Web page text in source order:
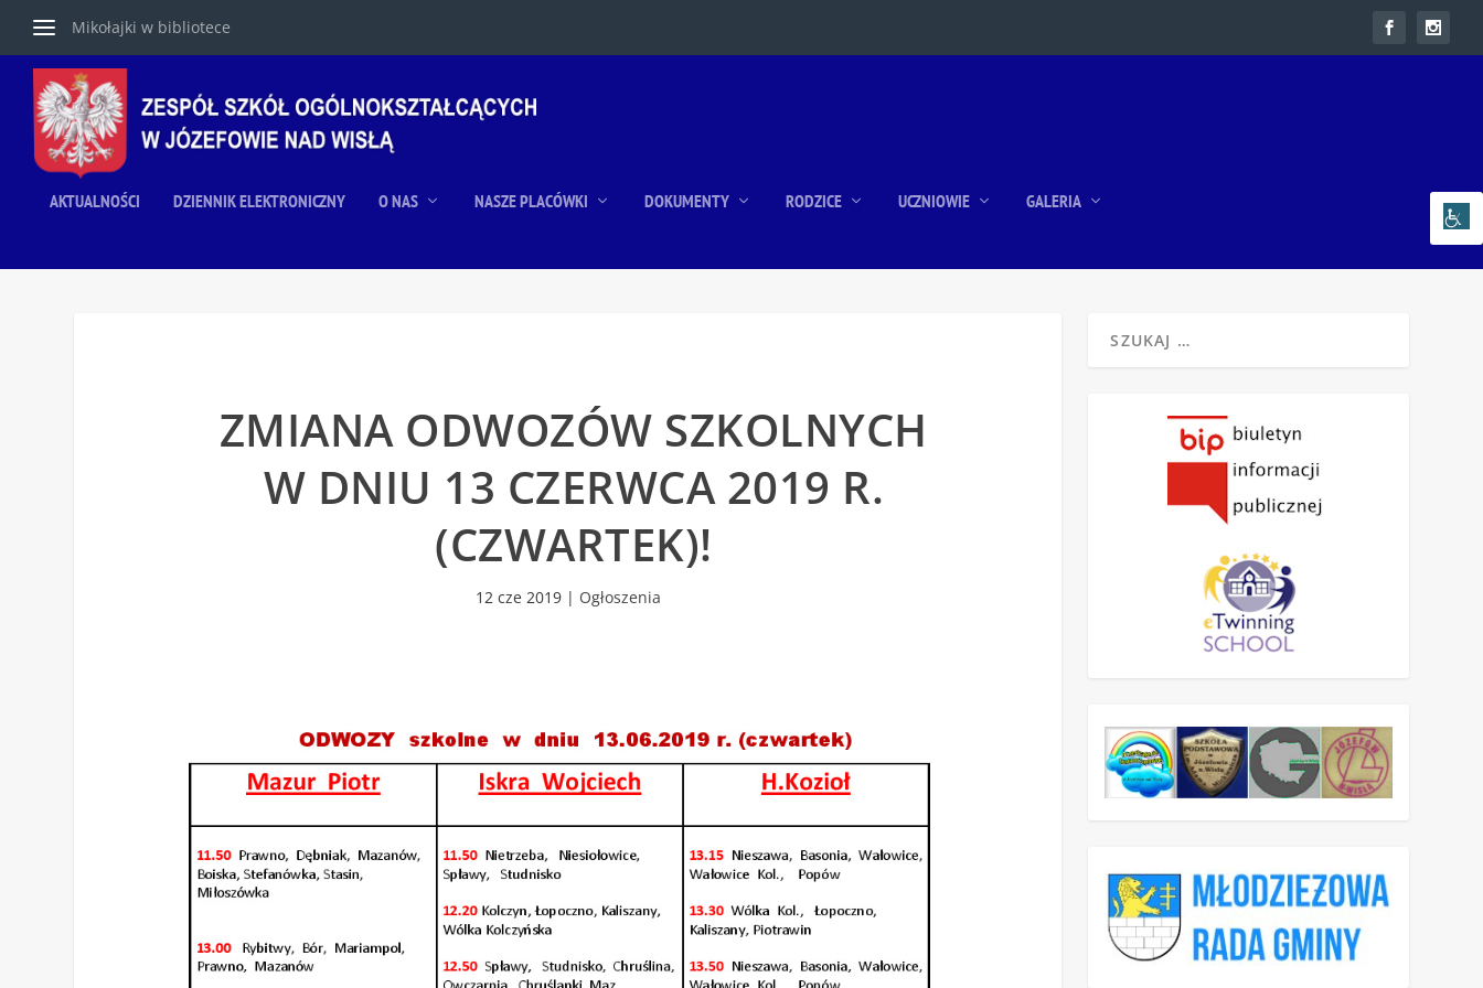
Mikołajki w bibliotece
AKTUALNOŚCI DZIENNIK ELEKTRONICZNY O NAS NASZE PLACÓWKI DOKUMENTY RODZICE UCZNIOWIE GALERIA
ZMIANA ODWOZÓW SZKOLNYCH
W DNIU 13 CZERWCA 2019 R.
(CZWARTEK)!
12 cze 2019| Ogłoszenia